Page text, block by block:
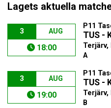
Lagets aktuella
3 AUG
18:00
P11
TUS -
Terjärv,
A
3 AUG
19:00
P11
TUS -
Terjärv,
B